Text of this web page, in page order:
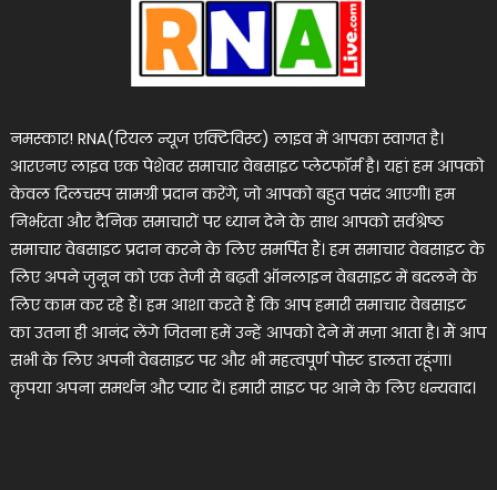
नमस्कार! RNA(रियल न्यूज एक्टिविस्ट) लाइव में आपका स्वागत है।
आरएनए लाइव एक पेशेवर समाचार वेबसाइट प्लेटफॉर्म है। यहां हम आपको
केवल दिलचस्प सामग्री प्रदान करेंगे, जो आपको बहुत पसंद आएगी। हम
निर्भरता और दैनिक समाचारों पर ध्यान देने के साथ आपको सर्वश्रेष्ठ
समाचार वेबसाइट प्रदान करने के लिए समर्पित हैं। हम समाचार वेबसाइट के
लिए अपने जुनून को एक तेजी से बढ़ती ऑनलाइन वेबसाइट में बदलने के
लिए काम कर रहे हैं। हम आशा करते हैं कि आप हमारी समाचार वेबसाइट
का उतना ही आनंद लेंगे जितना हमें उन्हें आपको देने में मज़ा आता है। मैं आप
सभी के लिए अपनी वेबसाइट पर और भी महत्वपूर्ण पोस्ट डालता रहूंगा।
कृपया अपना समर्थन और प्यार दें। हमारी साइट पर आने के लिए धन्यवाद।